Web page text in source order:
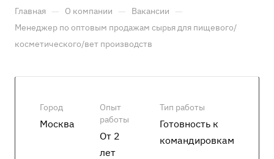
Главная — О компании — Вакансии —
Менеджер по оптовым продажам сырья для пищевого/
косметического/вет производств
Город
Москва
Опыт
работы
От 2
лет
Тип работы
Готовность к
командировкам